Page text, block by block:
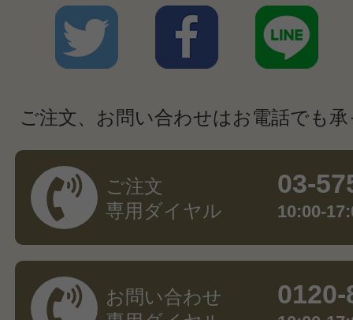
ご注文、お問い合わせはお電話でも
ご注文
専用ダイヤル
03-
10:00-
お問い合わせ